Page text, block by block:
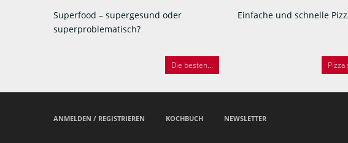
Superfood – supergesund oder
superproblematisch?
Die besten...
Einfache und schnelle
ANMELDEN / REGISTRIEREN KOCHBUCH NEWSLETTER